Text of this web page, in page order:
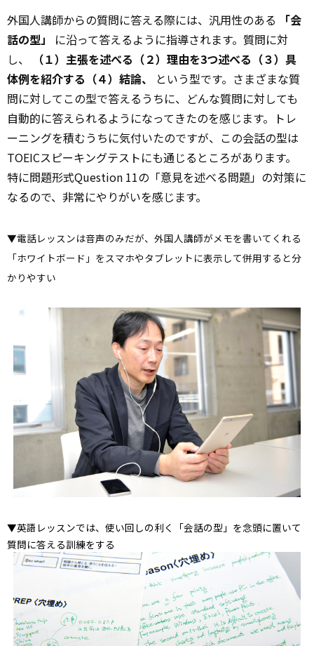
外国人講師からの質問に答える際には、汎用性のある
「会
話の型」
に沿って答えるように指導されます。質問に対
し、
（１）主張を述べる（２）理由を3つ述べる（３）具
体例を紹介する（４）結論、
という型です。さまざまな質
問に対してこの型で答えるうちに、どんな質問に対しても
自動的に答えられるようになってきたのを感じます。トレ
ーニングを積むうちに気付いたのですが、この会話の型は
TOEICスピーキングテストにも通じるところがあります。
特に問題形式Question 11の「意見を述べる問題」の対策に
なるので、非常にやりがいを感じます。
▼電話レッスンは音声のみだが、外国人講師がメモを書いてくれる
「ホワイトボード」をスマホやタブレットに表示して併用すると分
かりやすい
▼英語レッスンでは、使い回しの利く「会話の型」を念頭に置いて
質問に答える訓練をする